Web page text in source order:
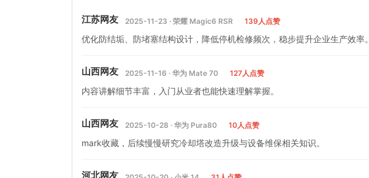
江苏网友 2025-11-23 · 荣耀 Magic6 RSR 139人点赞
优化防结垢、防堵塞结构设计，降低停机检修频次，稳步提升企业生产效率。
山西网友 2025-11-16 · 华为 Mate 70 127人点赞
内容讲解细节丰富，入门从业者也能快速理解掌握。
山西网友 2025-10-28 · 华为 Pura80 10人点赞
mark收藏，后续慢慢研究冷却塔改造升级与设备维保相关知识。
河北网友